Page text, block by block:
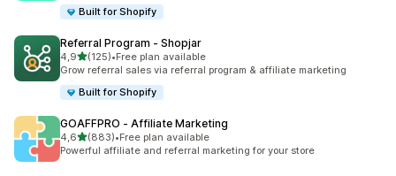
Built for Shopify
Referral Program ‑ Shopjar
4,9na 5 gwiazdek
(125)
Łączna liczba recenzji: 125
•Free plan available
Grow referral sales via referral program & affiliate marketing
Built for Shopify
GOAFFPRO ‑ Affiliate Marketing
4,6na 5 gwiazdek
(883)
Łączna liczba recenzji: 883
•Free plan available
Powerful affiliate and referral marketing for your store